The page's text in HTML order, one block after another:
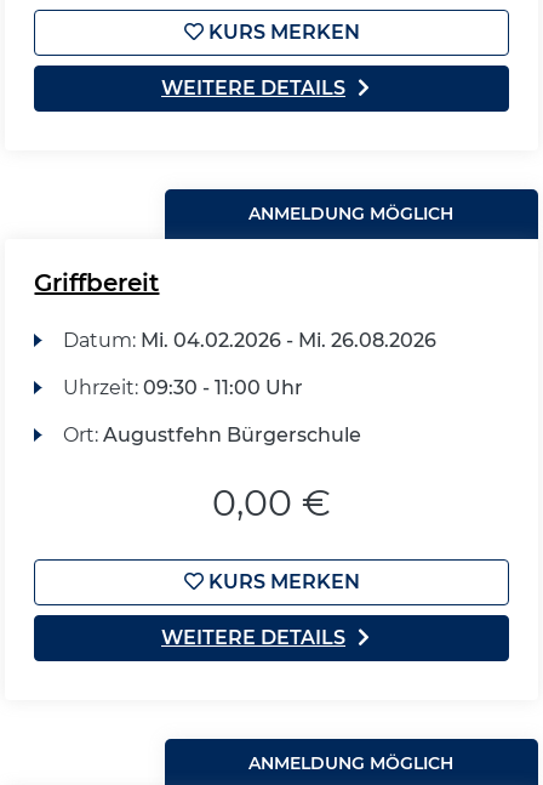
KURS MERKEN
WEITERE DETAILS
ANMELDUNG MÖGLICH
Griffbereit
Datum: Mi. 04.02.2026 - Mi. 26.08.2026
Uhrzeit: 09:30 - 11:00 Uhr
Ort: Augustfehn Bürgerschule
0,00 €
KURS MERKEN
WEITERE DETAILS
ANMELDUNG MÖGLICH